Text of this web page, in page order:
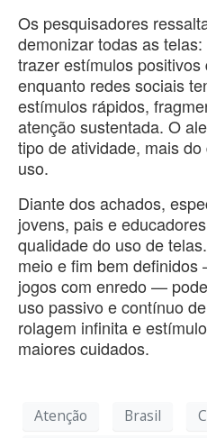
Os pesquisadores
demonizar todas as
trazer estímulos
enquanto redes sociais
estímulos rápidos,
atenção sustentada. O
tipo de atividade, mais
uso.
Diante dos achados,
jovens, pais e
qualidade do uso de
meio e fim bem
jogos com enredo —
uso passivo e contínuo
rolagem infinita e
maiores cuidados.
Atenção Brasil